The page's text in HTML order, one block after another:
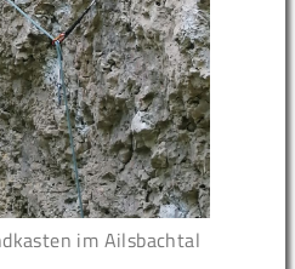
im Ailsbachtal